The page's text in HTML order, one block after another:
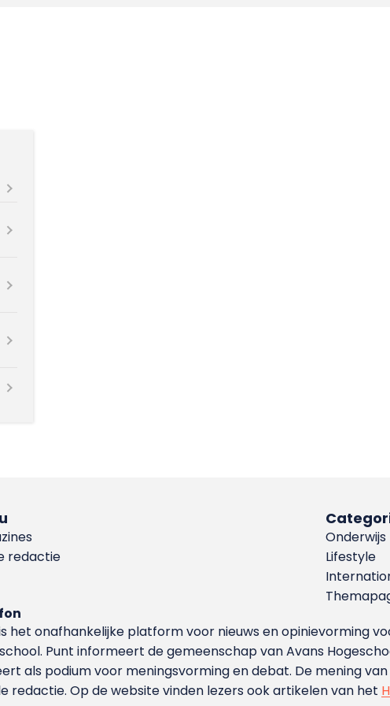
redactie
Onderwijs
Lifestyle
het onafhankelijke platform voor nieuws en opinievorming
Punt informeert de gemeenschap van Avans
als podium voor meningsvorming en debat. De mening
redactie. Op de website vinden lezers ook artikelen van het